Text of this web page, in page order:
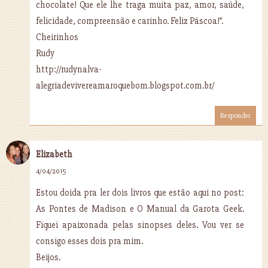
chocolate! Que ele lhe traga muita paz, amor, saúde,
felicidade, compreensão e carinho. Feliz Páscoa!”.
Cheirinhos
Rudy
http://rudynalva-
alegriadevivereamaroquebom.blogspot.com.br/
Responder
Elizabeth
4/04/2015
Estou doida pra ler dois livros que estão aqui no post:
As Pontes de Madison e O Manual da Garota Geek.
Fiquei apaixonada pelas sinopses deles. Vou ver se
consigo esses dois pra mim.
Beijos.